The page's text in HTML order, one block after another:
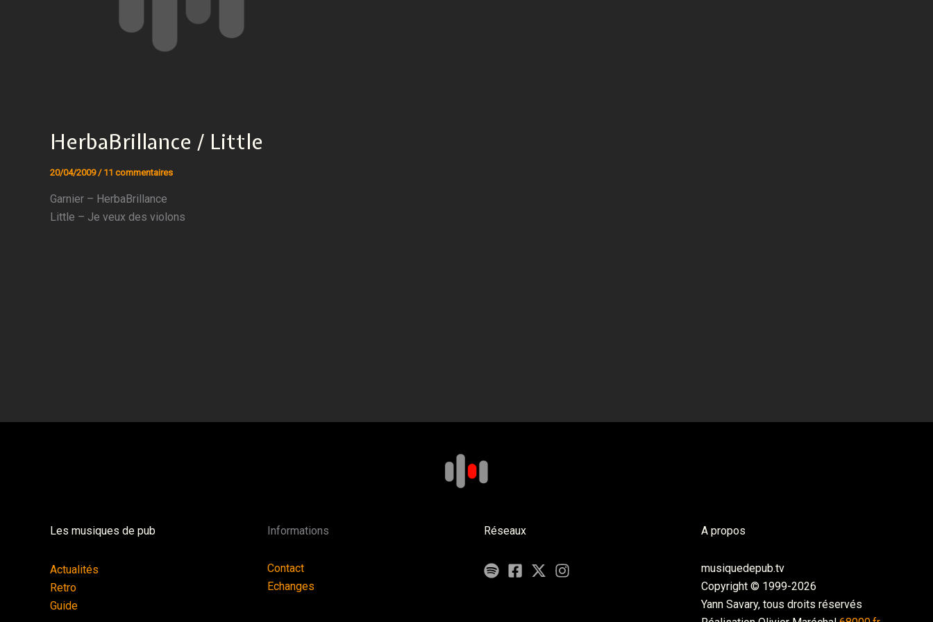
HerbaBrillance / Little
20/04/2009/ 11 commentaires
Garnier – HerbaBrillance
Little – Je veux des violons
Les musiques de pub
Actualités
Retro
Guide
Informations
Contact
Echanges
Réseaux A propos
musiquedepub.tv
Copyright © 1999-2026
Yann Savary, tous droits réservés